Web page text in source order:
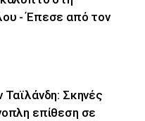
- Έπεσε από τον
Ταϊλάνδη: Σκηνές
επίθεση σε